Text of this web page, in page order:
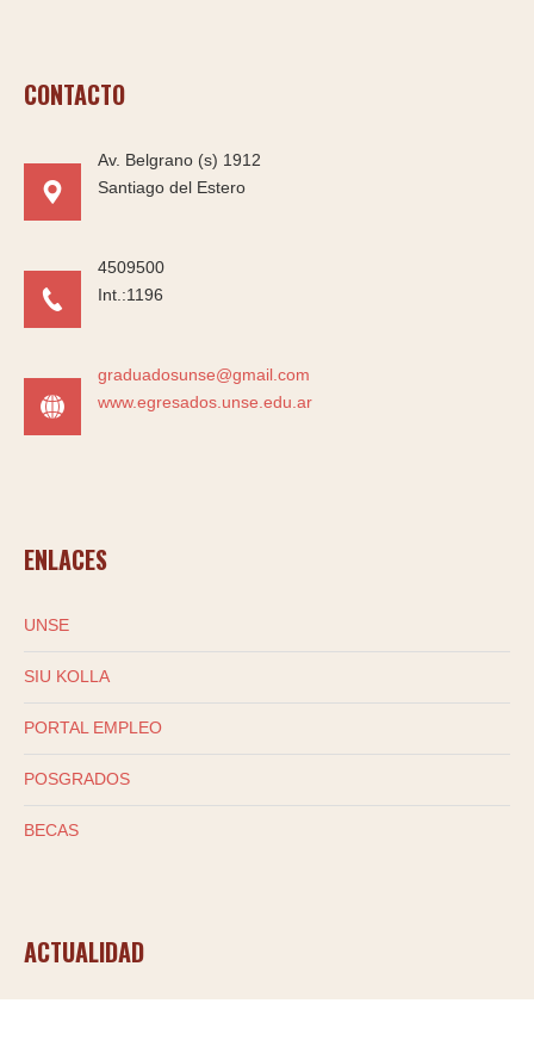
CONTACTO
Av. Belgrano (s) 1912
Santiago del Estero
4509500
Int.:1196
graduadosunse@gmail.com
www.egresados.unse.edu.ar
ENLACES
UNSE
SIU KOLLA
PORTAL EMPLEO
POSGRADOS
BECAS
ACTUALIDAD